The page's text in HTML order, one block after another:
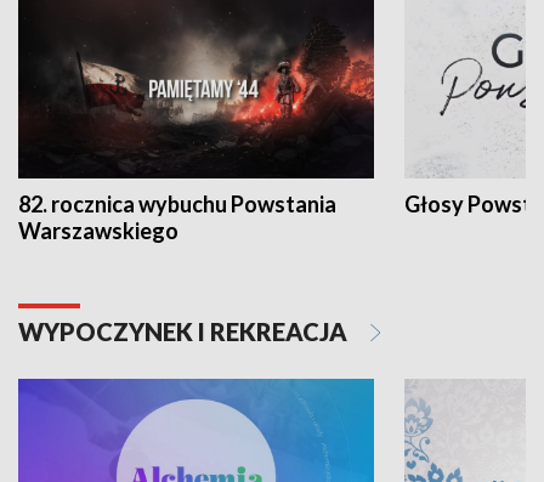
82. rocznica wybuchu Powstania
Warszawskiego
Głosy
WYPOCZYNEK I REKREACJA